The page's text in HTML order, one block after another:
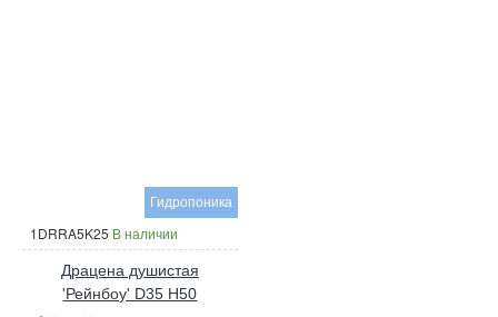
Гидропоника
1DRRA5K25 В наличии
Драцена душистая
'Рейнбоу' D35 H50